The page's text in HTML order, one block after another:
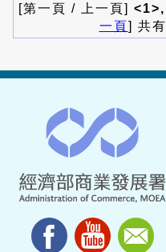
[第一頁 / 上一頁] <1>,
一頁] 共有